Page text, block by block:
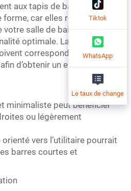
aux tapis de bain en
car elles rehaussent
salle de bain tout en
optimale. La forme et la
correspondre au design
d’obtenir un ensemble
minimaliste peut bénéficier
ou légèrement
vers l’utilitaire pourrait
barres courtes et
Tiktok
WhatsApp
Le taux de change